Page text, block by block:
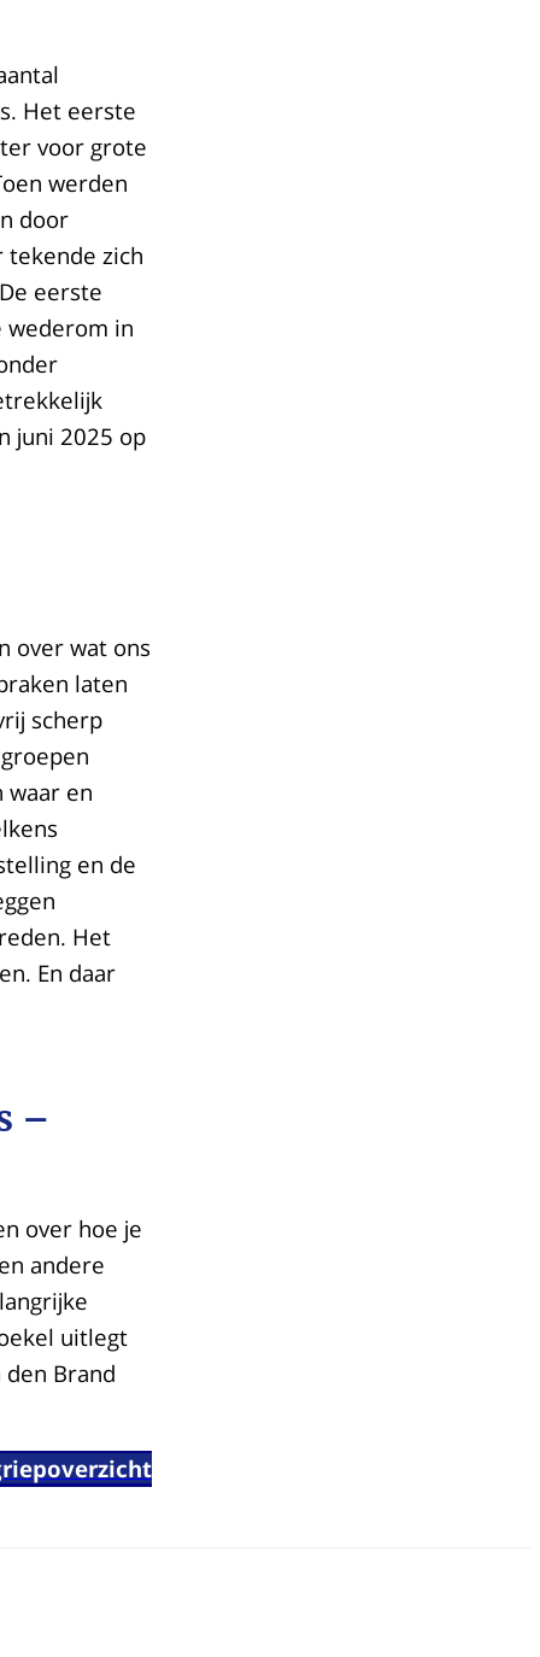
Het eerste
voor grote
werden
door
tekende zich
eerste
wederom in
juni 2025 op
over wat ons
laten
scherp
waar en
en de
Het
En daar
–
over hoe je
andere
uitlegt
Brand